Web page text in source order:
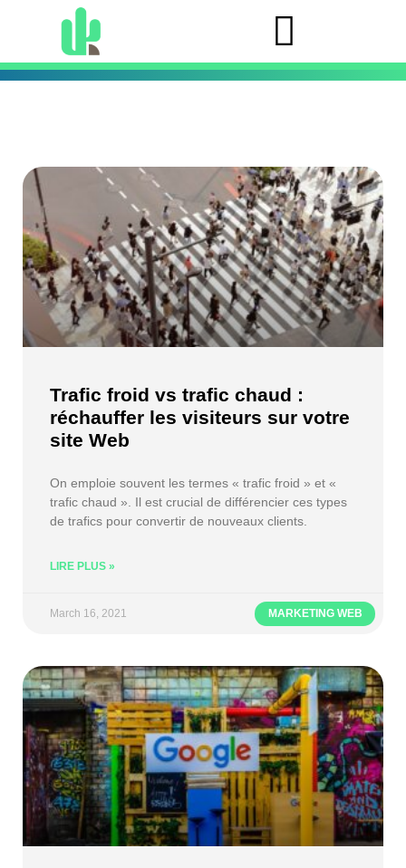
MARKETING WEB
Trafic froid vs trafic chaud :
réchauffer les visiteurs sur votre
site Web
On emploie souvent les termes « trafic froid » et «
trafic chaud ». Il est crucial de différencier ces types
de trafics pour convertir de nouveaux clients.
LIRE PLUS »
March 16, 2021